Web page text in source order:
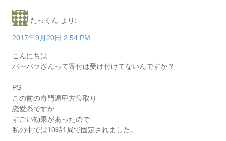
たっくん より:
2017年9月20日 2:54 PM
こんにちは
バーバラさんって寄付は受け付けてないんですか？
PS
この前の奇門遁甲方位取り
恋愛系ですが
すごい効果があったので
私の中では10時1局で固定されました。